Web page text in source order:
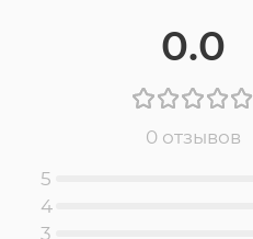
0.0
0 отзывов
5
4
3